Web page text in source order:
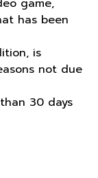
game,
has been
is
not due
30 days